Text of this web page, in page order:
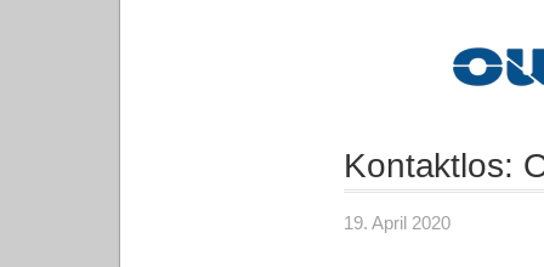
Kontaktlos:
19. April 2020